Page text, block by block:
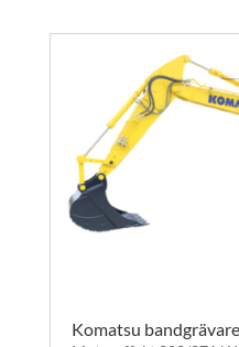
Komatsu